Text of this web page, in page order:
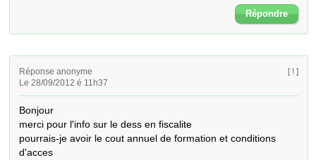
Répondre
Réponse anonyme
Le 28/09/2012 é 11h37
[ ! ]
Bonjour
merci pour l'info sur le dess en fiscalite
pourrais-je avoir le cout annuel de formation et conditions
d'acces